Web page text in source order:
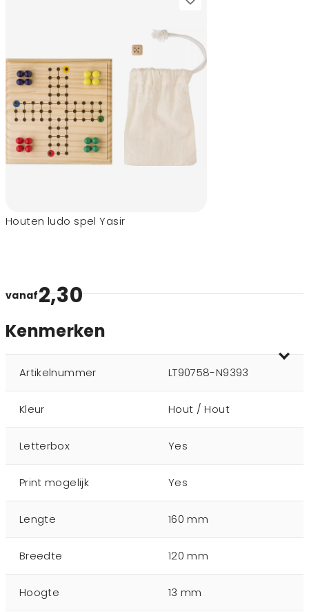
Houten ludo spel Yasir
vanaf2,30
Kenmerken
Artikelnummer LT90758-N9393
Kleur Hout / Hout
Letterbox Yes
Print mogelijk Yes
Lengte 160 mm
Breedte 120 mm
Hoogte 13 mm